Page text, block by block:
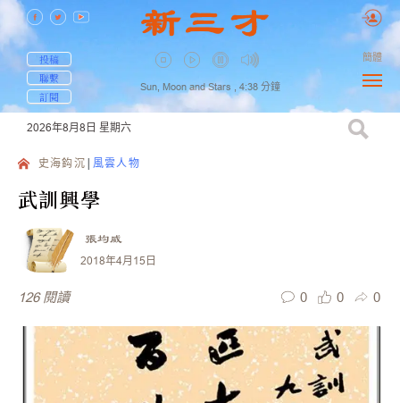
投稿
聯繫
訂閱
Sun, Moon and Stars , 4:38 分鐘
簡體
2026年8月8日 星期六
史海鈎沉 風雲人物
武訓興學
張均威
2018年4月15日
126 閱讀 0 0 0